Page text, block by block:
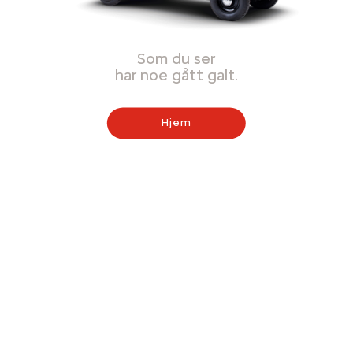
Som du ser
har noe gått galt.
Hjem